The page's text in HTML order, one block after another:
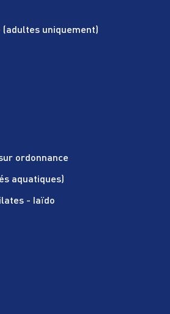
uniquement)
ordonnance
aquatiques)
- Iaïdo